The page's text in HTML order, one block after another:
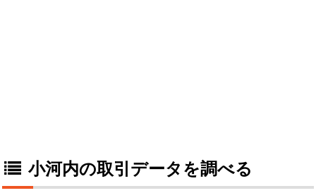
小河内の取引データを調べる